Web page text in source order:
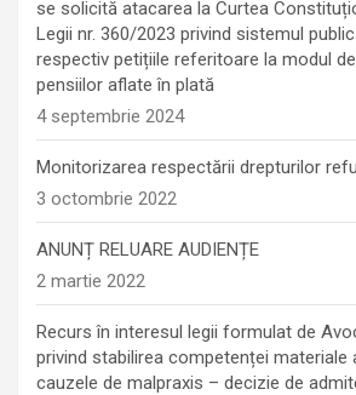
se solicită atacarea la Curtea
Legii nr. 360/2023 privind sistemul
respectiv petițiile referitoare la modul
pensiilor aflate în plată
4 septembrie 2024
Monitorizarea respectării drepturilor
3 octombrie 2022
ANUNȚ RELUARE AUDIENȚE
2 martie 2022
Recurs în interesul legii formulat de
privind stabilirea competenței materiale
cauzele de malpraxis – decizie de